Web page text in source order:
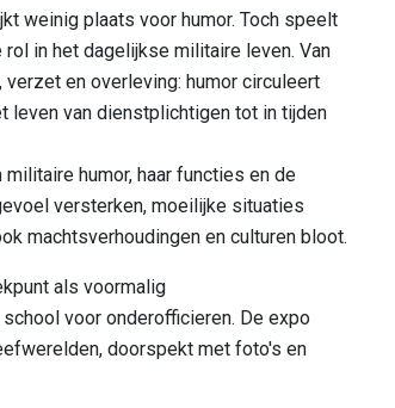
weinig plaats voor humor. Toch speelt
in het dagelijkse militaire leven. Van
en overleving: humor circuleert
leven van dienstplichtigen tot in tijden
humor, haar functies en de
versterken, moeilijke situaties
machtsverhoudingen en culturen bloot.
als voormalig
voor onderofficieren. De expo
doorspekt met foto's en